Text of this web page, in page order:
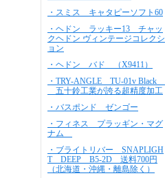
・スミス キャタピーソフト60
・ヘドン ラッキー13 チャッ
クヘドン ヴィンテージコレクシ
ョン
・ヘドン バド （X9411）
・TRY-ANGLE TU-01v Black
五十鈴工業が誇る超精度加工
・バスポンド ゼンゴー
・フィネス プラッギン・マグ
ナム
・ブライトリバー SNAPLIGH
T DEEP B5-2D 送料700円
（北海道・沖縄・離島除く）